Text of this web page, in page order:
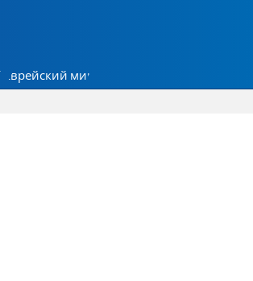
Еврейский мир